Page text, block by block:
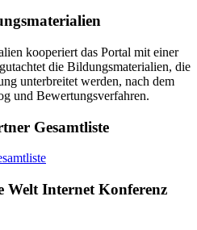
kooperiert das Portal mit einer
die Bildungsmaterialien, die
unterbreitet werden, nach dem
und Bewertungsverfahren.
Gesamtliste
Welt Internet Konferenz